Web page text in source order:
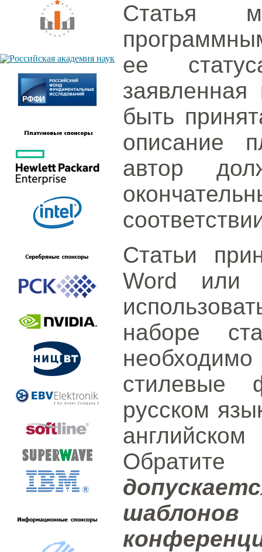
Статья
ее
быть
описание
автор
Статьи
Word или
наборе
стилевые
русском